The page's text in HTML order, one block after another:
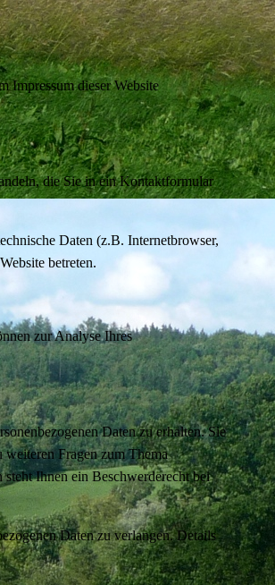
Impressum dieser Website
die Sie in ein Kontaktformular
Daten (z.B. Internetbrowser,
betreten.
zur Analyse Ihres
Daten zu erhalten. Sie
Fragen zum Thema
steht Ihnen ein Beschwerderecht bei
Daten zu verlangen. Details